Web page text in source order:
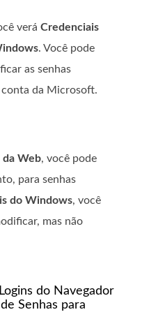
verá Credenciais
. Você pode
as senhas
conta da Microsoft.
da Web, você pode
para senhas
do Windows, você
mas não
do Navegador
Senhas para